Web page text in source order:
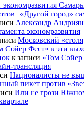
экономразвития
| «Другой город»
Александр
экономразвития
Московский
Сойер Фест» в эти
к записи «Том Сойер
трансляция
Националисты не
пикет против
Или не грози